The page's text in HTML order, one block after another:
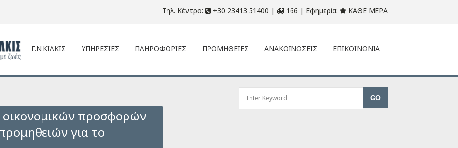
Τηλ. Κέντρο: +30 23413 51400 | 166 | Εφημερία: ΚΑΘΕ ΜΕΡΑ
Γ.Ν.ΚΙΛΚΙΣ ΥΠΗΡΕΣΙΕΣ ΠΛΗΡΟΦΟΡΙΕΣ ΠΡΟΜΗΘΕΙΕΣ ΑΝΑΚΟΙΝΩΣΕΙΣ ΕΠΙΚΟΙΝΩΝΙΑ
οικονομικών προσφορών
για το